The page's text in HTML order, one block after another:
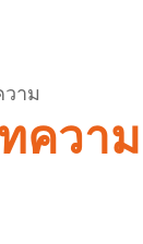
าม
ความ